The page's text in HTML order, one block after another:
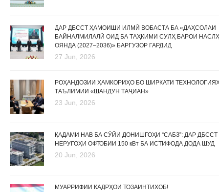
ДАР ДБССТ ҲАМОИШИ ИЛМӢ ВОБАСТА БА «ДАҲСОЛАИ
БАЙНАЛМИЛАЛӢ ОИД БА ТАҲКИМИ СУЛҲ БАРОИ
ОЯНДА (2027–2036)» БАРГУЗОР ГАРДИД
27 Jun, 2026
РОҲАНДОЗИИ ҲАМКОРИҲО БО ШИРКАТИ
ТАЪЛИМИИ «ШАНДУН ТАҶИАН»
23 Jun, 2026
ҚАДАМИ НАВ БА СӮЙИ ДОНИШГОҲИ “САБЗ”: ДАР ДБССТ
НЕРУГОҲИ ОФТОБИИ 150 кВт БА ИСТИФОДА ДОДА ШУД
20 Jun, 2026
МУАРРИФИИ КАДРҲОИ ТОЗАИНТИХОБ!